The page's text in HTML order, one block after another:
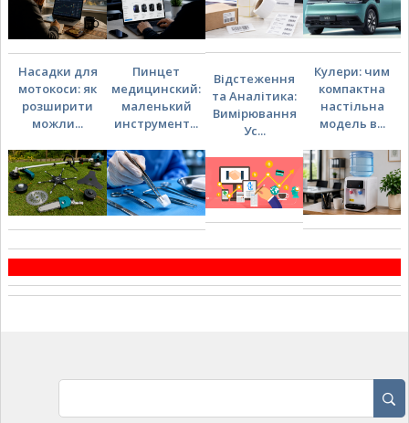
Насадки для
мотокоси: як
розширити
можли...
Пинцет
медицинский:
маленький
инструмент...
Відстеження
та Аналітика:
Вимірювання
Ус...
Кулери: чим
компактна
настільна
модель в...